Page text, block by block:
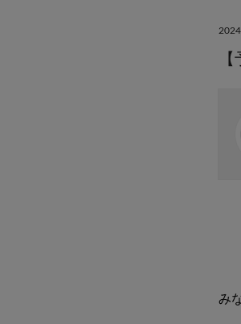
み